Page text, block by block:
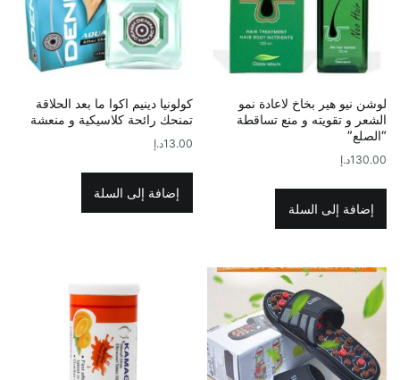
لوشن نيو هير بخاخ لاعادة نمو
الشعر و تقويته و منع تساقطة
“الصلع”
130.00د.إ
إضافة إلى السلة
كولونيا دينيم اكوا ما بعد الحلاقة
تمنحك رائحة كلاسيكية و منعشة
13.00د.إ
إضافة إلى السلة